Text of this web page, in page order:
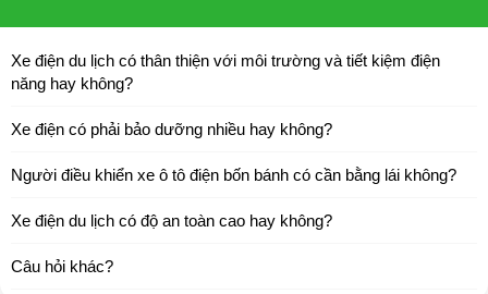
Xe điện du lịch có thân thiện với môi trường và tiết kiệm điện
năng hay không?
Xe điện có phải bảo dưỡng nhiều hay không?
Người điều khiển xe ô tô điện bốn bánh có cần bằng lái không?
Xe điện du lịch có độ an toàn cao hay không?
Câu hỏi khác?